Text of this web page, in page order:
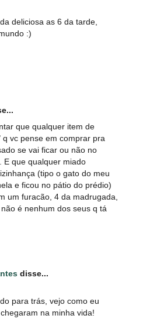
deliciosa as 6 da tarde,
:)
que qualquer item de
vc pense em comprar pra
se vai ficar ou não no
E que qualquer miado
(tipo o gato do meu
e ficou no pátio do prédio)
um furacão, 4 da madrugada,
é nenhum dos seus q tá
disse...
para trás, vejo como eu
na minha vida!